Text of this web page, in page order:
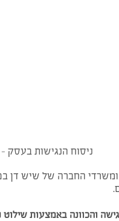
ניסוח הנגישות בעסק
החברה של שיש דן
והכוונה באמצעות שילוט